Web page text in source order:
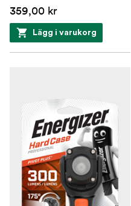
359,00 kr
Lägg i varukorg